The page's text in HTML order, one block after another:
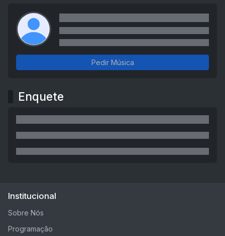
Pedir Música
Enquete
Institucional
Sobre Nós
Programação